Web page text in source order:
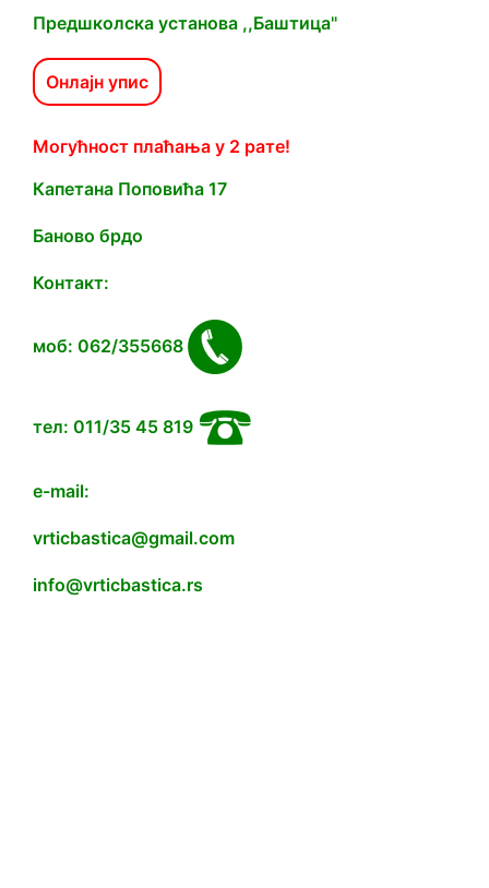
Предшколска установа ,,Баштица"
Онлајн упис
Могућност плаћања у 2 рате!
Капетана Попoвића 17
Баново брдо
Контакт:
моб: 062/355668
тел: 011/35 45 819
e-mail:
vrticbastica@gmail.com
info@vrticbastica.rs